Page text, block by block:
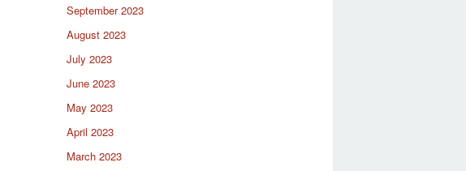
September 2023
August 2023
July 2023
June 2023
May 2023
April 2023
March 2023